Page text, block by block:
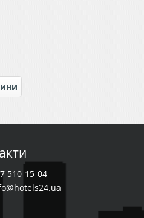
510-15-04